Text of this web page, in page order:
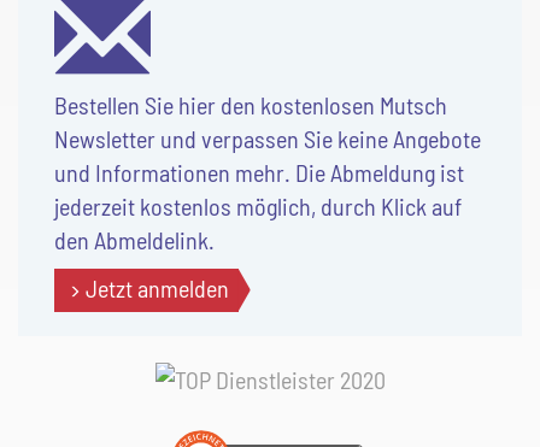
Bestellen Sie hier den kostenlosen Mutsch
Newsletter und verpassen Sie keine Angebote
und Informationen mehr. Die Abmeldung ist
jederzeit kostenlos möglich, durch Klick auf
den Abmeldelink.
Jetzt anmelden